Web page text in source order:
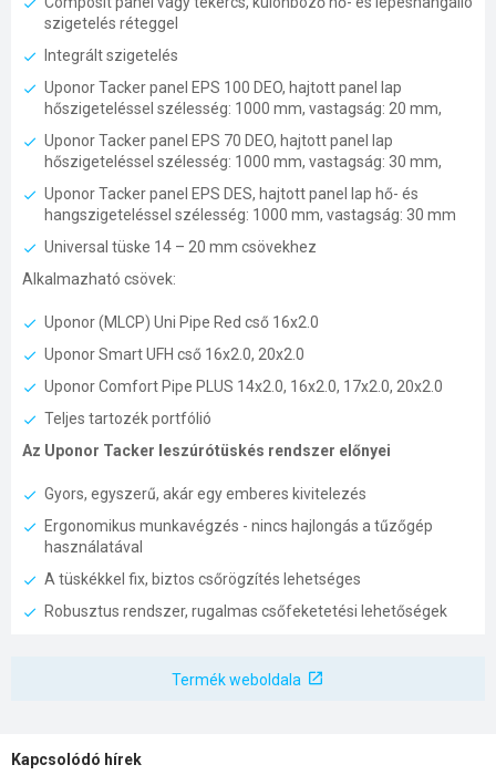
szigetelés réteggel
Integrált szigetelés
Uponor Tacker panel EPS 100 DEO, hajtott panel lap
hőszigeteléssel szélesség: 1000 mm, vastagság: 20 mm,
Uponor Tacker panel EPS 70 DEO, hajtott panel lap
hőszigeteléssel szélesség: 1000 mm, vastagság: 30 mm,
Uponor Tacker panel EPS DES, hajtott panel lap hő- és
hangszigeteléssel szélesség: 1000 mm, vastagság: 30 mm
Universal tüske 14 – 20 mm csövekhez
Alkalmazható csövek:
Uponor (MLCP) Uni Pipe Red cső 16x2.0
Uponor Smart UFH cső 16x2.0, 20x2.0
Uponor Comfort Pipe PLUS 14x2.0, 16x2.0, 17x2.0, 20x2.0
Teljes tartozék portfólió
Az Uponor Tacker leszúrótüskés rendszer előnyei
Gyors, egyszerű, akár egy emberes kivitelezés
Ergonomikus munkavégzés - nincs hajlongás a tűzőgép
használatával
A tüskékkel fix, biztos csőrögzítés lehetséges
Robusztus rendszer, rugalmas csőfeketetési lehetőségek
Termék weboldala
Kapcsolódó hírek